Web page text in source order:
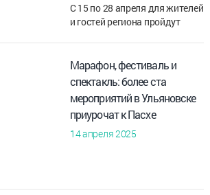
С 15 по 28 апреля для жителей
и гостей региона пройдут
творческие мастер-классы
Марафон, фестиваль и
спектакль: более ста
мероприятий в Ульяновске
приурочат к Пасхе
14 апреля 2025